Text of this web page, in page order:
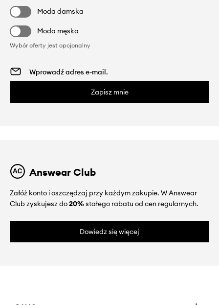
Moda damska
Moda męska
Wybór oferty jest opcjonalny
Zapisz mnie
Answear Club
Załóż konto i oszczędzaj przy każdym zakupie. W Answear
Club zyskujesz do20%stałego rabatu od cen regularnych.
Dowiedz się więcej